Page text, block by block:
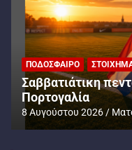
ΠΟΔΌΣΦΑΙΡΟ
Σαββατιάτικη
Πορτογαλία
8 Αυγούστου 2026